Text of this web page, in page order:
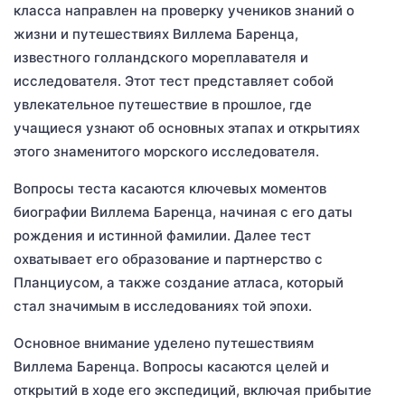
класса направлен на проверку учеников знаний о
жизни и путешествиях Виллема Баренца,
известного голландского мореплавателя и
исследователя. Этот тест представляет собой
увлекательное путешествие в прошлое, где
учащиеся узнают об основных этапах и открытиях
этого знаменитого морского исследователя.
Вопросы теста касаются ключевых моментов
биографии Виллема Баренца, начиная с его даты
рождения и истинной фамилии. Далее тест
охватывает его образование и партнерство с
Планциусом, а также создание атласа, который
стал значимым в исследованиях той эпохи.
Основное внимание уделено путешествиям
Виллема Баренца. Вопросы касаются целей и
открытий в ходе его экспедиций, включая прибытие